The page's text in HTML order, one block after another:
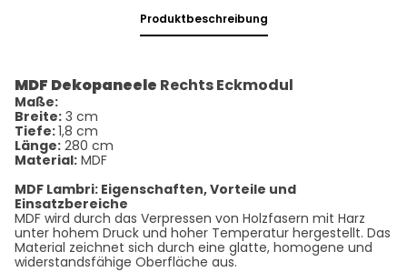
Produktbeschreibung
MDF Dekopaneele Rechts Eckmodul
Maße:
Breite: 3 cm
Tiefe:1,8 cm
Länge: 280 cm
Material: MDF
MDF Lambri: Eigenschaften, Vorteile und
Einsatzbereiche
MDF wird durch das Verpressen von Holzfasern mit Harz
unter hohem Druck und hoher Temperatur hergestellt. Das
Material zeichnet sich durch eine glatte, homogene und
widerstandsfähige Oberfläche aus.